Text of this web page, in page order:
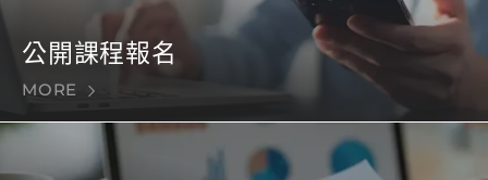
公開課程報名
MORE